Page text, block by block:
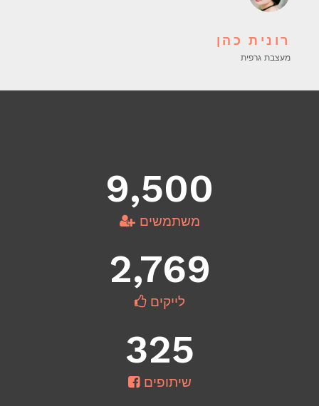
רונית כהן
מעצבת גרפית
9,500
משתמשים
2,769
לייקים
325
שיתופים